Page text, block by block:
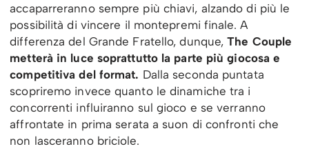
accaparreranno sempre più chiavi, alzando di più le
possibilità di vincere il montepremi finale. A
differenza del Grande Fratello, dunque,The Couple
metterà in luce soprattutto la parte più giocosa e
competitiva del format. Dalla seconda puntata
scopriremo invece quanto le dinamiche tra i
concorrenti influiranno sul gioco e se verranno
affrontate in prima serata a suon di confronti che
non lasceranno briciole.